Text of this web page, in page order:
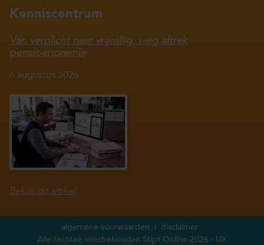
Kenniscentrum
Van verplicht naar vrijwillig: weg aftrek
pensioenpremie
6 augustus 2026
Bekijk dit artikel
algemene voorwaarden
disclaimer
Alle rechten voorbehouden Stipt Online 2026 - UX